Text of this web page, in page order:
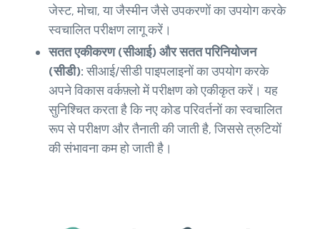
जेस्ट, मोचा, या जैस्मीन जैसे उपकरणों का उपयोग करके
स्वचालित परीक्षण लागू करें।
सतत एकीकरण (सीआई) और सतत परिनियोजन
(सीडी):सीआई/सीडी पाइपलाइनों का उपयोग करके
अपने विकास वर्कफ़्लो में परीक्षण को एकीकृत करें। यह
सुनिश्चित करता है कि नए कोड परिवर्तनों का स्वचालित
रूप से परीक्षण और तैनाती की जाती है, जिससे त्रुटियों
की संभावना कम हो जाती है।